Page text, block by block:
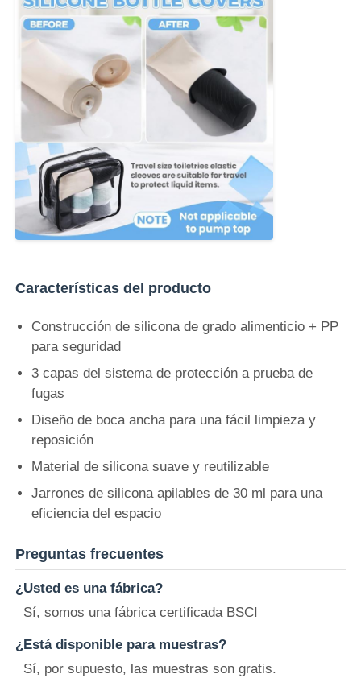
Características del producto
Construcción de silicona de grado alimenticio + PP
para seguridad
3 capas del sistema de protección a prueba de
fugas
Diseño de boca ancha para una fácil limpieza y
reposición
Material de silicona suave y reutilizable
Jarrones de silicona apilables de 30 ml para una
eficiencia del espacio
Preguntas frecuentes
¿Usted es una fábrica?
Sí, somos una fábrica certificada BSCI
¿Está disponible para muestras?
Sí, por supuesto, las muestras son gratis.